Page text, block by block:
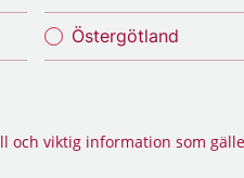
Östergötland
och viktig information som